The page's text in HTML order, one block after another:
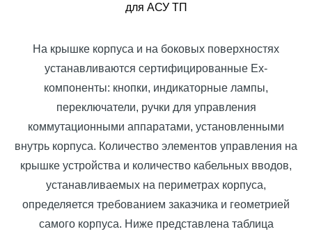
для АСУ ТП
На крышке корпуса и на боковых поверхностях
устанавливаются сертифицированные Ex-
компоненты: кнопки, индикаторные лампы,
переключатели, ручки для управления
коммутационными аппаратами, установленными
внутрь корпуса. Количество элементов управления на
крышке устройства и количество кабельных вводов,
устанавливаемых на периметрах корпуса,
определяется требованием заказчика и геометрией
самого корпуса. Ниже представлена таблица